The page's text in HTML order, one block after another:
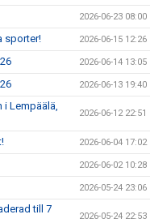
2026-06-23 08:00
sporter! 2026-06-15 12:26
2026-06-14 13:05
2026-06-13 19:40
Lempäälä,
2026-06-12 22:51
2026-06-04 17:02
2026-06-02 10:28
2026-05-24 23:06
till 7
2026-05-24 22:53